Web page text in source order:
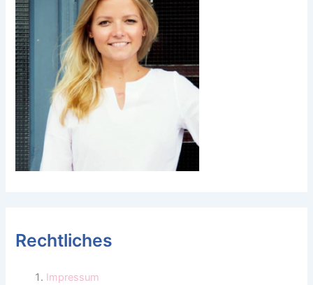
Rechtliches
Impressum